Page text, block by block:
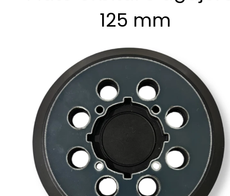
125 mm